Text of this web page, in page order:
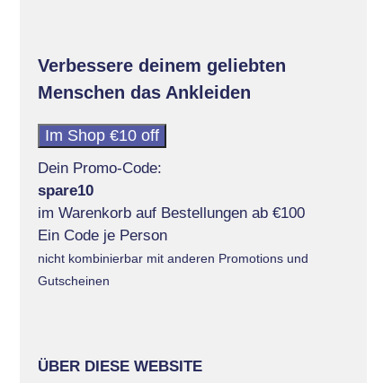
Verbessere deinem geliebten
Menschen das Ankleiden
Im Shop €10 off
Dein Promo-Code:
spare10
im Warenkorb auf Bestellungen ab €100
Ein Code je Person
nicht kombinierbar mit anderen Promotions und
Gutscheinen
ÜBER DIESE WEBSITE